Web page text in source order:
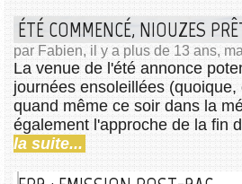
ÉTÉ COMMENCÉ, NIOUZES
par Fabien, il y a plus de 13 ans,
La venue de l'été annonce
journées ensoleillées
quand même ce soir dans la
également l'approche de la fin
la suite...